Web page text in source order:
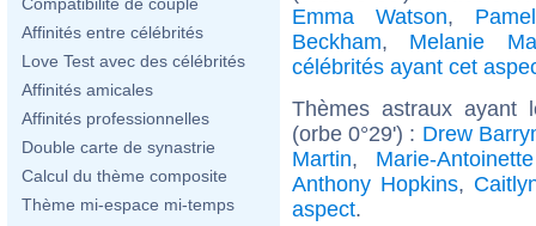
Affinités entre célébrités
Love Test avec des célébrités
Affinités amicales
Affinités professionnelles
Double carte de synastrie
Calcul du thème composite
Thème mi-espace mi-temps
Emma Watson,
Beckham, Melanie
célébrités ayant cet
Thèmes astraux ayant
(orbe 0°29') : Drew
Martin, Marie-
Anthony Hopkins,
aspect.